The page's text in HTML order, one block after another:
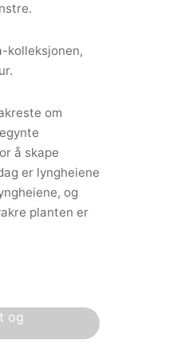
kolleksjonen,
om
å skape
er lyngheiene
og
planten er
og